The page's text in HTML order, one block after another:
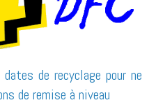
de recyclage pour ne
de remise à niveau